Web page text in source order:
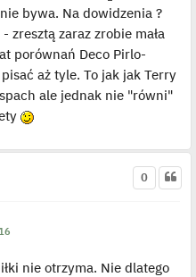
bywa. Na dowidzenia ?
- zresztą zaraz zrobie mała
porównań Deco Pirlo-
aż tyle. To jak jak Terry
ale jednak nie "równi"
0
nie otrzyma. Nie dlatego